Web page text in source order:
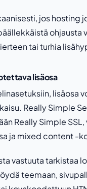
jos hosting
ohjausta
tai turhia
lisäosa
lisäosa
Really Simple
Really Simple SSL,
ja mixed content -
vastuuta tarkistaa
teemaan,